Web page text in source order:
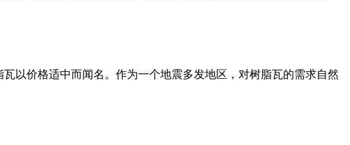
以价格适中而闻名。作为一个地震多发地区，对树脂瓦的需求自然